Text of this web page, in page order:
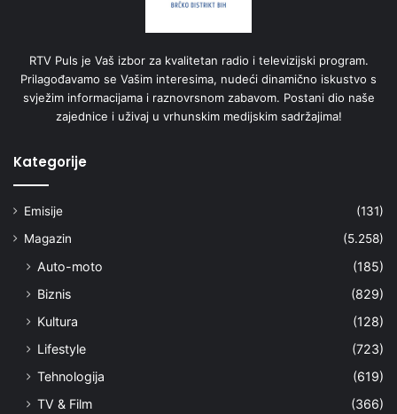
RTV Puls je Vaš izbor za kvalitetan radio i televizijski program.
Prilagođavamo se Vašim interesima, nudeći dinamično iskustvo s
svježim informacijama i raznovrsnom zabavom. Postani dio naše
zajednice i uživaj u vrhunskim medijskim sadržajima!
Kategorije
Emisije
(131)
Magazin
(5.258)
Auto-moto
(185)
Biznis
(829)
Kultura
(128)
Lifestyle
(723)
Tehnologija
(619)
TV & Film
(366)